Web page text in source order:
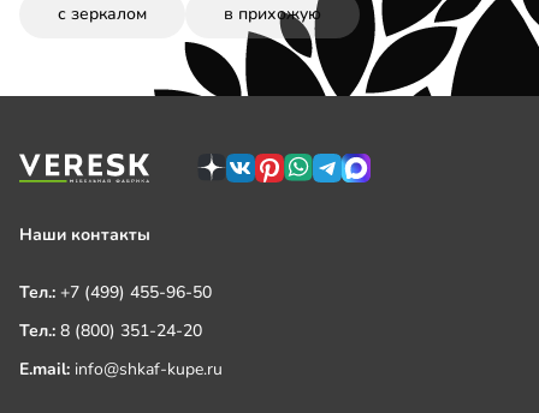
с зеркалом в прихожую
Наши контакты
Тел.: +7 (499) 455-96-50
Тел.: 8 (800) 351-24-20
E.mail: info@shkaf-kupe.ru